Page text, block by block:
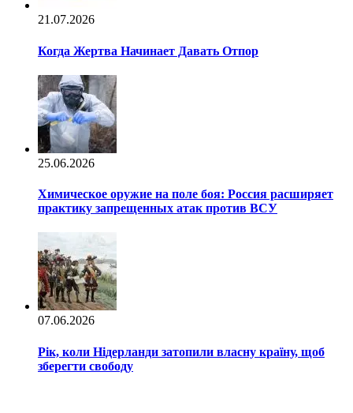
21.07.2026
Когда Жертва Начинает Давать Отпор
25.06.2026
Химическое оружие на поле боя: Россия расширяет
практику запрещенных атак против ВСУ
07.06.2026
Рік, коли Нідерланди затопили власну країну, щоб
зберегти свободу